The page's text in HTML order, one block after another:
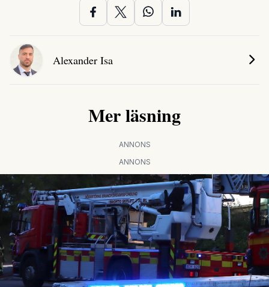
Alexander Isa
Mer läsning
ANNONS
ANNONS